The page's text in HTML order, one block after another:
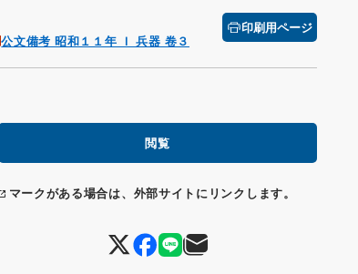
公文備考 昭和１１年 Ｉ 兵器 卷３
印刷用ページ
閲覧
マークがある場合は、外部サイトにリンクします。